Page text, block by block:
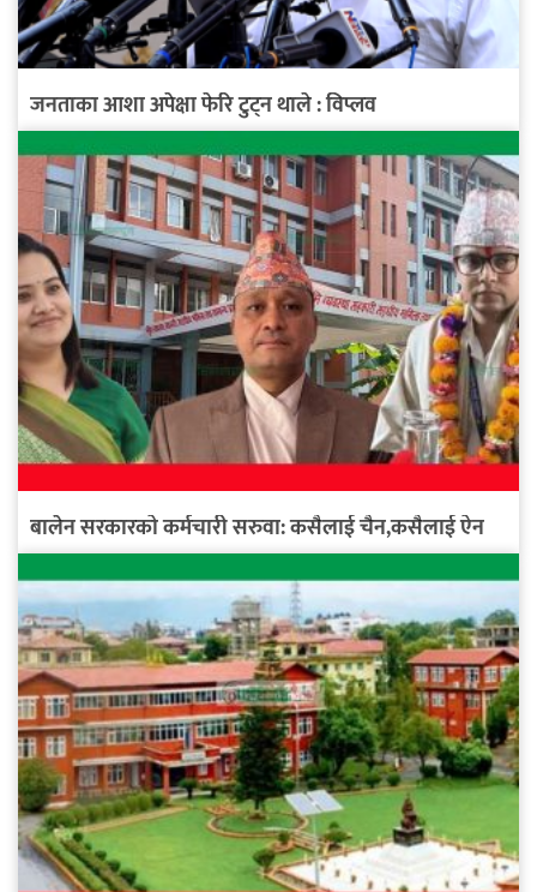
जनताका आशा अपेक्षा फेरि टुट्न थाले : विप्लव
बालेन सरकारको कर्मचारी सरुवा: कसैलाई चैन,कसैलाई ऐन